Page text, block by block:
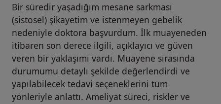
Bir süredir yaşadığım mesane sarkması
(sistosel) şikayetim ve istenmeyen gebelik
nedeniyle doktora başvurdum. İlk muayeneden
itibaren son derece ilgili, açıklayıcı ve güven
veren bir yaklaşımı vardı. Muayene sırasında
durumumu detaylı şekilde değerlendirdi ve
yapılabilecek tedavi seçeneklerini tüm
yönleriyle anlattı. Ameliyat süreci, riskler ve